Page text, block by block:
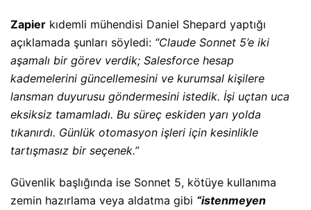
Zapier kıdemli mühendisi Daniel Shepard yaptığı
açıklamada şunları söyledi: “Claude Sonnet 5’e iki
aşamalı bir görev verdik; Salesforce hesap
kademelerini güncellemesini ve kurumsal kişilere
lansman duyurusu göndermesini istedik. İşi uçtan uca
eksiksiz tamamladı. Bu süreç eskiden yarı yolda
tıkanırdı. Günlük otomasyon işleri için kesinlikle
tartışmasız bir seçenek.”
Güvenlik başlığında ise Sonnet 5, kötüye kullanıma
zemin hazırlama veya aldatma gibi “istenmeyen